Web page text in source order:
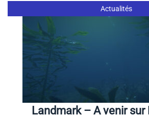
Actualités
Landmark – A venir